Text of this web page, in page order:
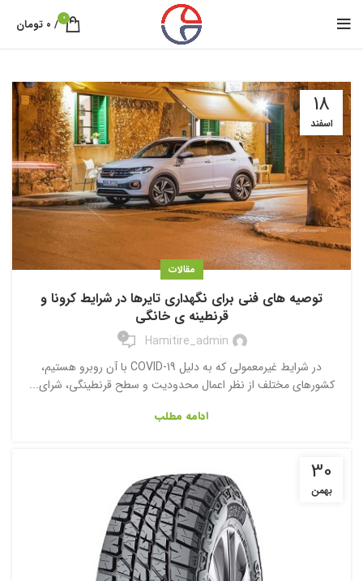
0
/ ۰ تومان
18
اسفند
مقالات
توصیه های فنی برای نگهداری تایرها در شرایط کرونا و
قرنطینه ی خانگی
Hamitire_admin
0
در شرایط غیرمعمولی که به دلیل COVID-19 با آن روبرو هستیم،
کشورهای مختلف از نظر اعمال محدودیت و سطح قرنطینگی، شرای...
ادامه مطلب
30
بهمن